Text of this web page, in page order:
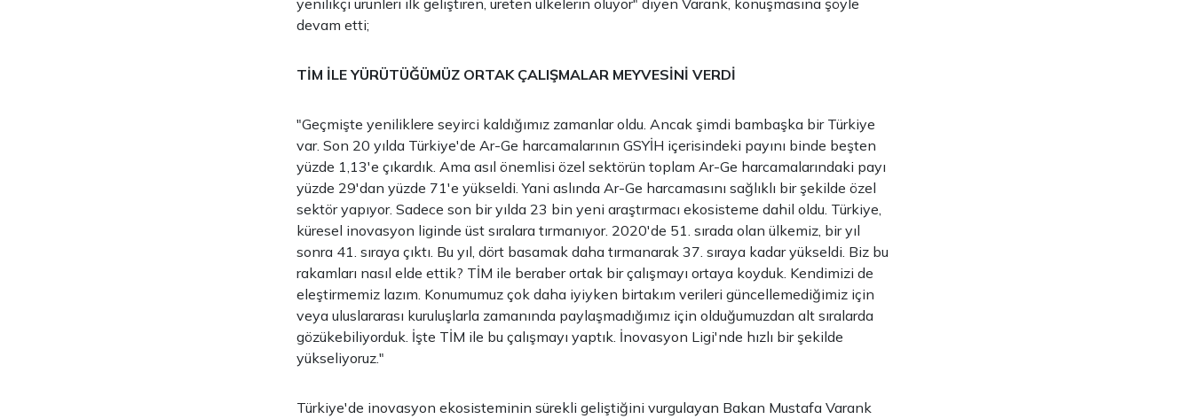
yenilikçi ürünleri ilk geliştiren, üreten ülkelerin oluyor" diyen Varank, konuşmasına şöyle
devam etti;
TİM İLE YÜRÜTÜĞÜMÜZ ORTAK ÇALIŞMALAR MEYVESİNİ VERDİ
"Geçmişte yeniliklere seyirci kaldığımız zamanlar oldu. Ancak şimdi bambaşka bir Türkiye
var. Son 20 yılda Türkiye'de Ar-Ge harcamalarının GSYİH içerisindeki payını binde beşten
yüzde 1,13'e çıkardık. Ama asıl önemlisi özel sektörün toplam Ar-Ge harcamalarındaki payı
yüzde 29'dan yüzde 71'e yükseldi. Yani aslında Ar-Ge harcamasını sağlıklı bir şekilde özel
sektör yapıyor. Sadece son bir yılda 23 bin yeni araştırmacı ekosisteme dahil oldu. Türkiye,
küresel inovasyon liginde üst sıralara tırmanıyor. 2020'de 51. sırada olan ülkemiz, bir yıl
sonra 41. sıraya çıktı. Bu yıl, dört basamak daha tırmanarak 37. sıraya kadar yükseldi. Biz bu
rakamları nasıl elde ettik? TİM ile beraber ortak bir çalışmayı ortaya koyduk. Kendimizi de
eleştirmemiz lazım. Konumumuz çok daha iyiyken birtakım verileri güncellemediğimiz için
veya uluslararası kuruluşlarla zamanında paylaşmadığımız için olduğumuzdan alt sıralarda
gözükebiliyorduk. İşte TİM ile bu çalışmayı yaptık. İnovasyon Ligi'nde hızlı bir şekilde
yükseliyoruz."
Türkiye'de inovasyon ekosisteminin sürekli geliştiğini vurgulayan Bakan Mustafa Varank